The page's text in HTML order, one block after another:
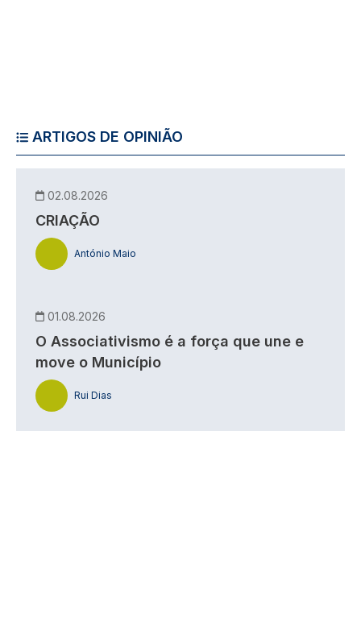
ARTIGOS DE OPINIÃO
02.08.2026
CRIAÇÃO
António Maio
01.08.2026
O Associativismo é a força que une e
move o Município
Rui Dias